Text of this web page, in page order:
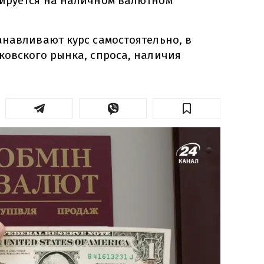
курс самостоятельно, в
рынка, спроса, наличия